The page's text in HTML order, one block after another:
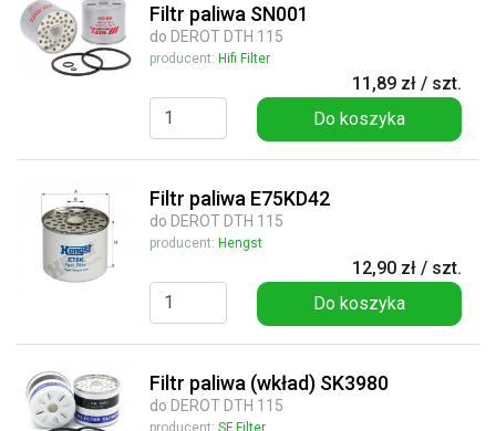
Filtr paliwa SN001
do DEROT DTH 115
producent: Hifi Filter
11,89 zł / szt.
Do koszyka
Filtr paliwa E75KD42
do DEROT DTH 115
producent: Hengst
12,90 zł / szt.
Do koszyka
Filtr paliwa (wkład) SK3980
do DEROT DTH 115
producent: SF Filter